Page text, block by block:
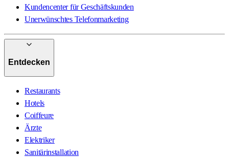
Kundencenter für Geschäftskunden
Unerwünschtes Telefonmarketing
Entdecken
Restaurants
Hotels
Coiffeure
Ärzte
Elektriker
Sanitärinstallation